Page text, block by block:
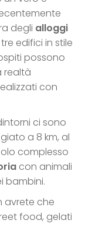
degli alloggi
tre edifici in stile
possono
realtà
con
ci sono
a 8 km, al
complesso
con animali
bambini.
avrete che
food, gelati